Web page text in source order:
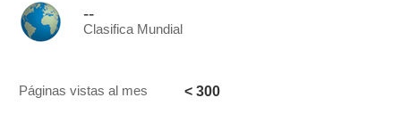
--
Clasifica Mundial
Páginas vistas al mes < 300